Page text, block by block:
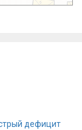
дефицит